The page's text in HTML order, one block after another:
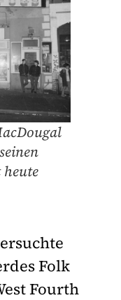
Folk
Fourth